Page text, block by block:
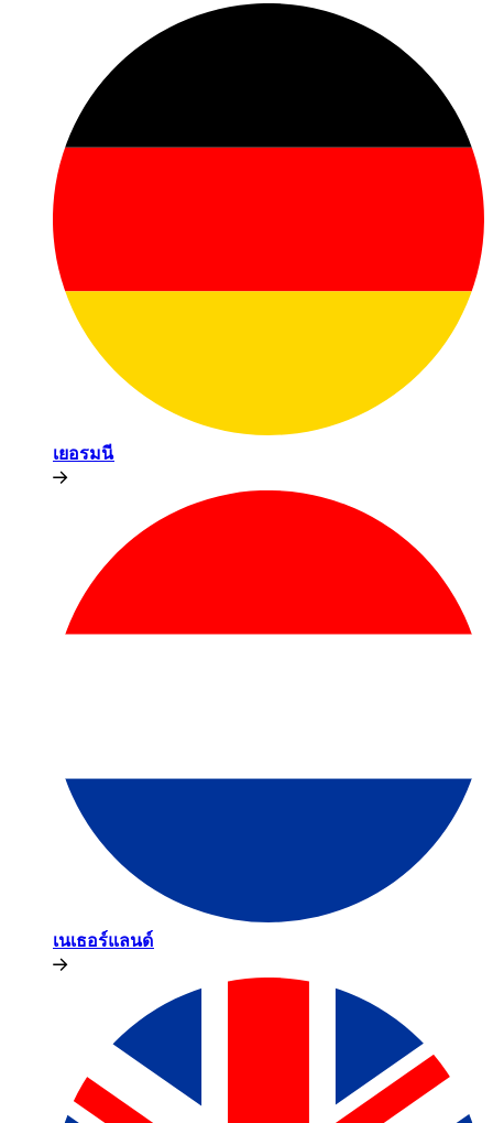
เยอรมนี​​
เนเธอร์แลนด์​​